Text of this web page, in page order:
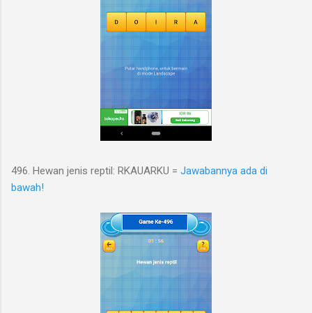
496. Hewan jenis reptil: RKAUARKU = Jawabannya ada di
bawah!